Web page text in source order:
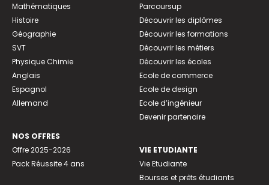
Mathématiques
Histoire
Géographie
SVT
Physique Chimie
Anglais
Espagnol
Allemand
NOS OFFRES
Offre 2025-2026
Pack Réussite 4 ans
Parcoursup
Découvrir les diplômes
Découvrir les formations
Découvrir les métiers
Découvrir les écoles
Ecole de commerce
Ecole de design
Ecole d’ingénieur
Devenir partenaire
VIE ETUDIANTE
Vie Etudiante
Bourses et prêts étudiants